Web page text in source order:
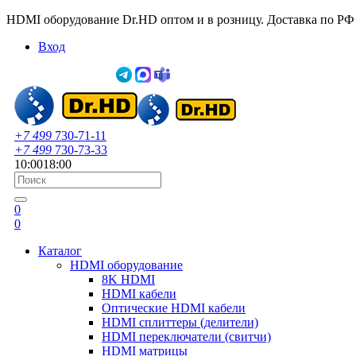
HDMI оборудование Dr.HD оптом и в розницу. Доставка по
Вход
+7 499 730-71-11
+7 499 730-73-33
10:0018:00
0
0
Каталог
HDMI оборудование
8K HDMI
HDMI кабели
Оптические HDMI кабели
HDMI сплиттеры (делители)
HDMI переключатели (свитчи)
HDMI матрицы